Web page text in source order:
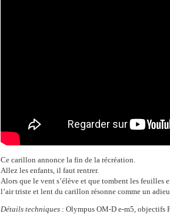
Ce carillon annonce la fin de la récréation.
Allez les enfants, il faut rentrer.
Alors que le vent s’élève et que tombent les feuilles
l’air triste et lent du carillon résonne comme un
Détails techniques : Olympus OM-D e-m5, objectifs